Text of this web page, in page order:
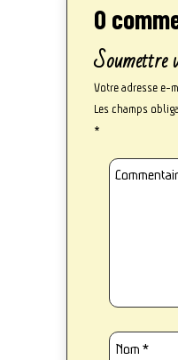
0
Soumettre
Votre adresse e-
Les champs
*